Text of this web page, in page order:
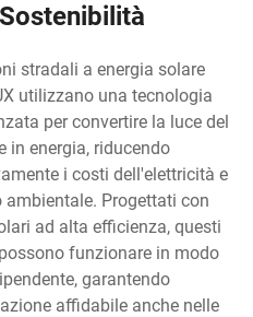
Sostenibilità
stradali a energia solare
utilizzano una tecnologia
per convertire la luce del
in energia, riducendo
i costi dell'elettricità e
ambientale. Progettati con
ad alta efficienza, questi
funzionare in modo
garantendo
affidabile anche nelle